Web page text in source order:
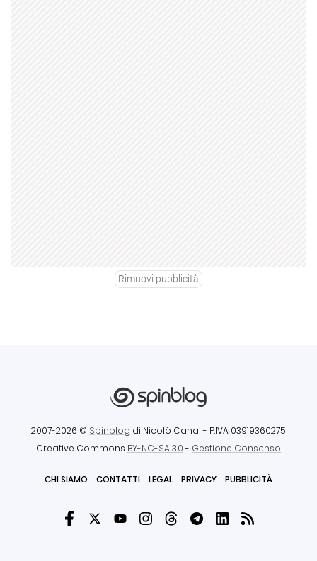
Rimuovi pubblicità
2007-2026 © Spinblog di Nicolò Canal - P.IVA 03919360275
Creative Commons BY-NC-SA 3.0- Gestione Consenso
CHI SIAMO CONTATTI LEGAL PRIVACY PUBBLICITÀ